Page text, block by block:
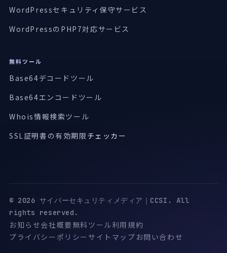
WordPressセキュリティ保守サービス
WordPressのPHP7対応サービス
無料ツール
Base64デコードツール
Base64エンコードツール
Whois情報検索ツール
SSL証明書の有効期限 チェッカー
© 2026 サイバーセキュリティメディア｜CCSI. All
rights reserved.
お知らせ会社概要無料ツール利用規約
プライバシーポリシー サイトマップ お問い合わせ